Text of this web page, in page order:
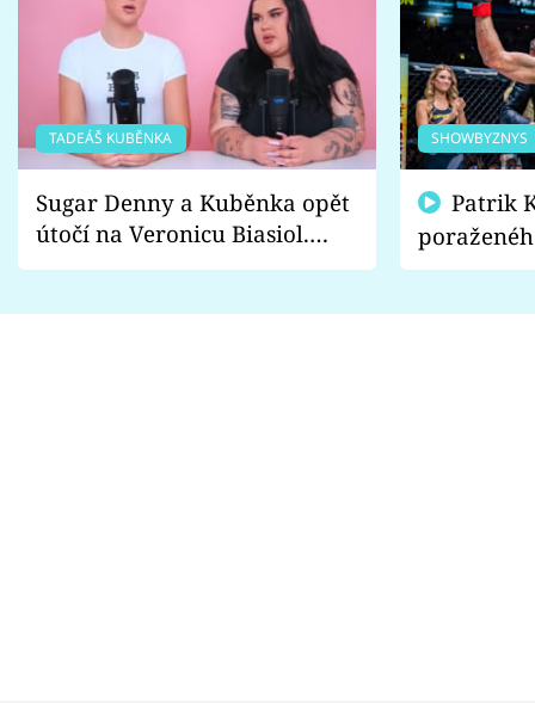
TADEÁŠ KUBĚNKA
Sugar Denny a Kuběnka opět
útočí na Veronicu Biasiol.
Proč je podle nich falešná a
SHOWBYZNYS
fanoušci